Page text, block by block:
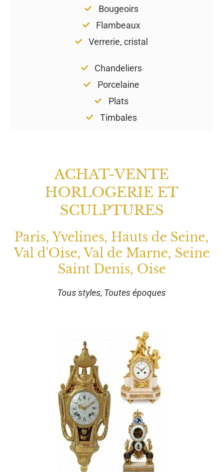
Bougeoirs
Flambeaux
Verrerie, cristal
Chandeliers
Porcelaine
Plats
Timbales
ACHAT-VENTE
HORLOGERIE ET
SCULPTURES
Paris, Yvelines, Hauts de Seine,
Val d'Oise, Val de Marne, Seine
Saint Denis, Oise
Tous styles, Toutes époques